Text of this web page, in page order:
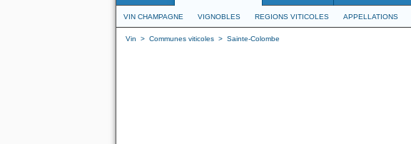
VIN CHAMPAGNE VIGNOBLES REGIONS VITICOLES APPELLATIONS
Vin > Communes viticoles > Sainte-Colombe